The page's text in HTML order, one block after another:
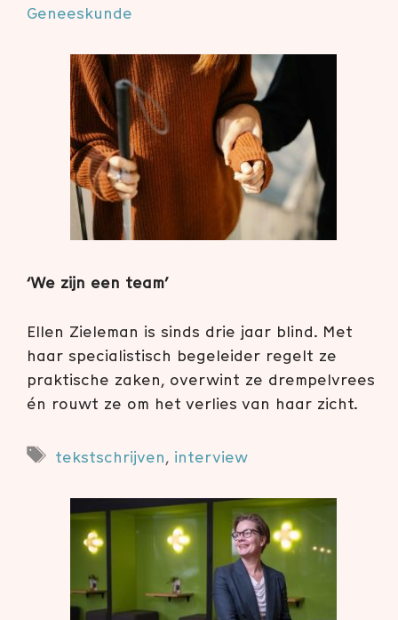
Geneeskunde
‘We zijn een team’
Ellen Zieleman is sinds drie jaar blind. Met
haar specialistisch begeleider regelt ze
praktische zaken, overwint ze drempelvrees
én rouwt ze om het verlies van haar zicht.
Tags
tekstschrijven, interview